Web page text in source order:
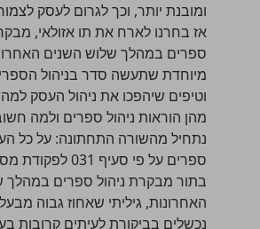
ומובנת יותר, וכך לגרום לעסק
אז בחרנו לארח את תו אזולאי,
ספרים במהלך שלוש השנים
מיוחדת שתעשה סדר בניהול
וטיפים שיהפכו את ניהול העסק
מהן הוראות ניהול ספרים ולמה
נתחיל מהשורה התחתונה: על כל
ספרים על פי סעיף 031 לפקודת מס הכנסה.
בתור מבקרת ניהול ספרים במהלך
האחרונות, גיליתי שאחוז גבוה
נכשלים בביקורת לעיתים קרובות